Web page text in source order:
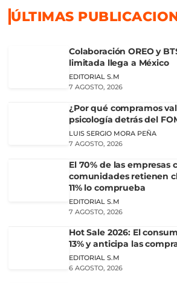
ÚLTIMAS
Colaboración OREO y
limitada llega a México
EDITORIAL S.M
7 AGOSTO, 2026
¿Por qué compramos
psicología detrás del
LUIS SERGIO MORA PEÑA
7 AGOSTO, 2026
El 70% de las empresas
comunidades retienen
11% lo comprueba
EDITORIAL S.M
7 AGOSTO, 2026
Hot Sale 2026: El
13% y anticipa las
EDITORIAL S.M
6 AGOSTO, 2026